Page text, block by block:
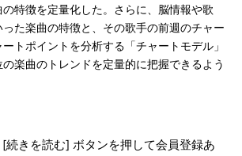
特徴を定量化した。さらに、脳情報や歌
た楽曲の特徴と、その歌手の前週のチャー
トポイントを分析する「チャートモデル」
楽曲のトレンドを定量的に把握できるよう
続きを読む] ボタンを押して会員登録あ